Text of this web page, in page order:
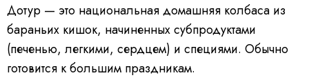
Дотур — это национальная домашняя колбаса из
бараньих кишок, начиненных субпродуктами
(печенью, легкими, сердцем) и специями. Обычно
готовится к большим праздникам.